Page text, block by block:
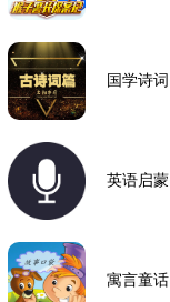
国学诗词
英语启蒙
寓言童话